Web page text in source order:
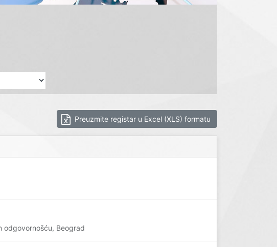
Preuzmite registar u Excel (XLS) formatu
odgovornošću, Beograd